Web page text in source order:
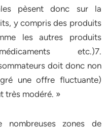
pèsent donc sur la
y compris des produits
les autres produits
etc.)7.
doit donc non
une offre fluctuante)
très modéré. »
zones de